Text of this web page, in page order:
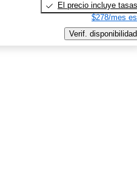
El precio incluye tasas
$278/mes
Verif. disponibilidad